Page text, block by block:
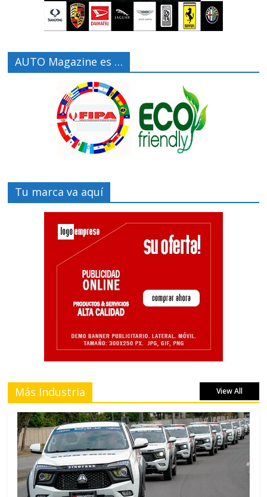
AUTO Magazine es …
Tu marca va aquí
Más Industria View All